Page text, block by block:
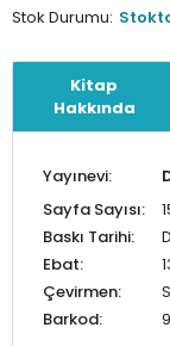
Stok Durumu:
Kitap
Hakkında
Yayınevi:
Sayfa Sayısı:
Baskı Tarihi:
Ebat:
Çevirmen:
Barkod: